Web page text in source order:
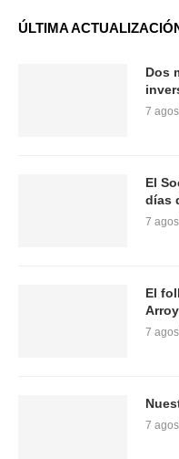
ÚLTIMA
Dos
7
El
días
7
El
7
7